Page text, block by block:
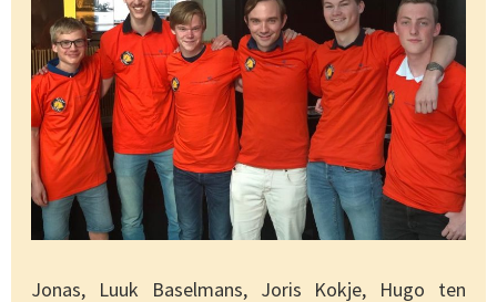
Jonas, Luuk Baselmans, Joris Kokje, Hugo ten